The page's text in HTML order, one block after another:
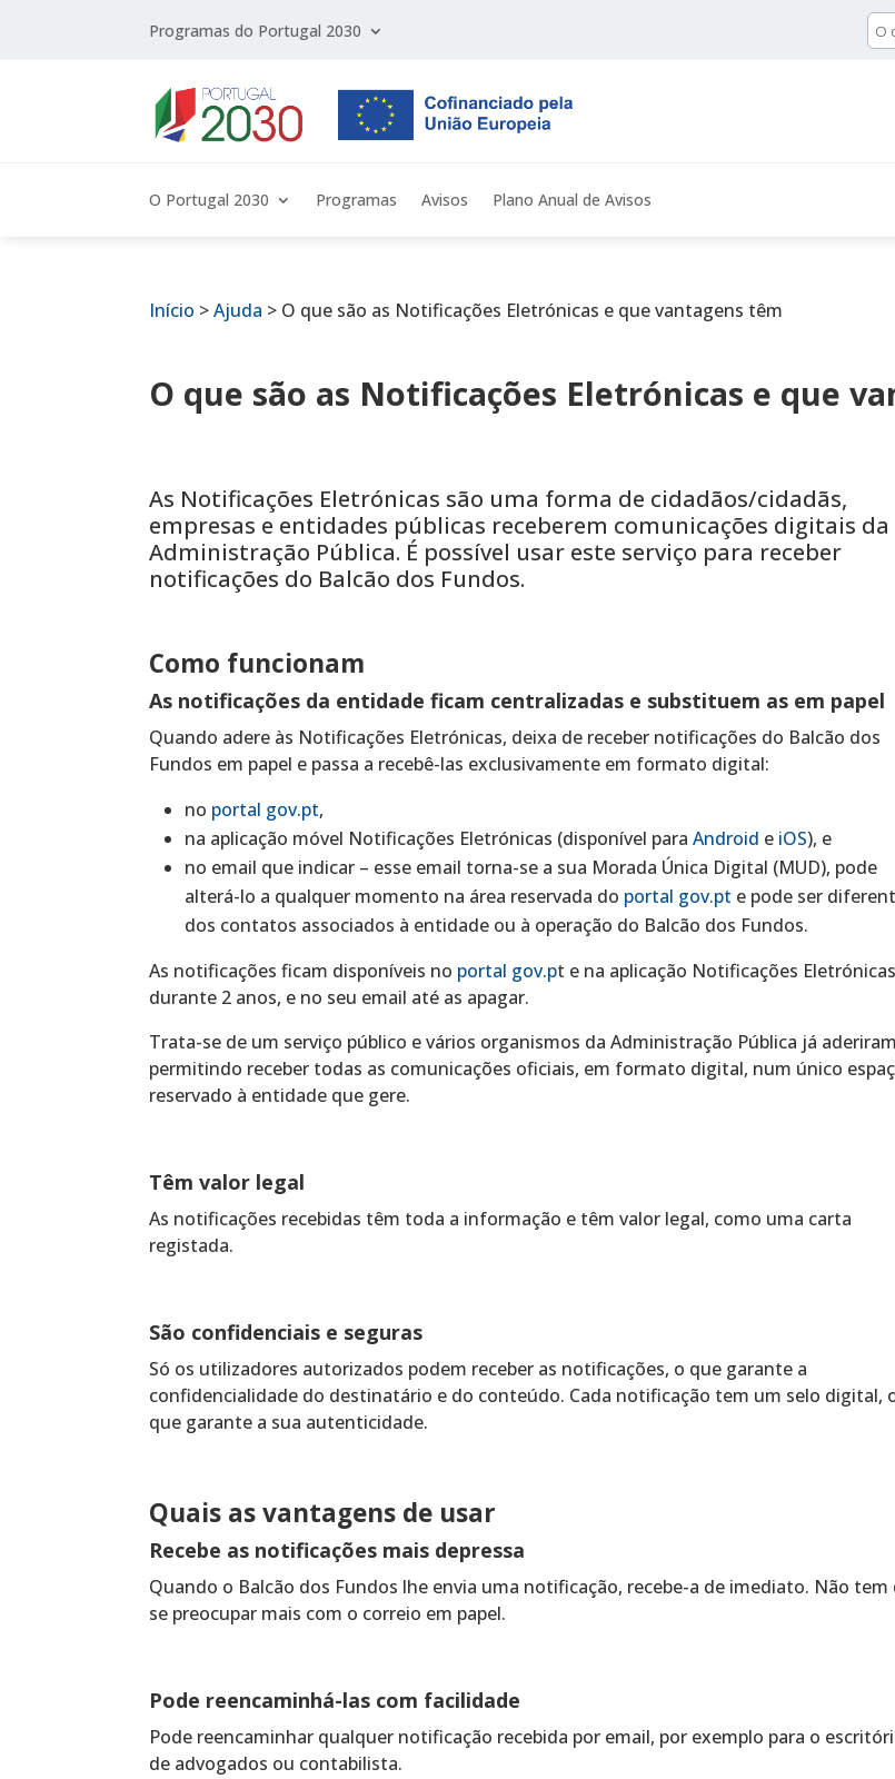
Programas do Portugal 2030
de
O Portugal 2030 Programas Avisos Plano Anual de Avisos
Início >Ajuda > O que são as Notificações Eletrónicas e que vantagens têm
O que são as Notificações Eletrónicas e que
As Notificações Eletrónicas são uma forma de cidadãos/cidadãs,
empresas e entidades públicas receberem comunicações digitais da
Administração Pública. É possível usar este serviço para receber
notificações do Balcão dos Fundos.
Como funcionam
As notificações da entidade ficam centralizadas e substituem as em papel
Quando adere às Notificações Eletrónicas, deixa de receber notificações do Balcão dos
Fundos em papel e passa a recebê-las exclusivamente em formato digital:
no portal gov.pt,
na aplicação móvel Notificações Eletrónicas (disponível paraAndroid e iOS), e
no email que indicar – esse email torna-se a sua Morada Única Digital (MUD), pode
alterá-lo a qualquer momento na área reservada do portal gov.pt e pode ser
dos contatos associados à entidade ou à operação do Balcão dos Fundos.
As notificações ficam disponíveis no portal gov.pt e na aplicação Notificações Eletrónicas
durante 2 anos, e no seu email até as apagar.
Trata-se de um serviço público e vários organismos da Administração Pública já
permitindo receber todas as comunicações oficiais, em formato digital, num único
reservado à entidade que gere.
Têm valor legal
As notificações recebidas têm toda a informação e têm valor legal, como uma carta
registada.
São confidenciais e seguras
Só os utilizadores autorizados podem receber as notificações, o que garante a
confidencialidade do destinatário e do conteúdo. Cada notificação tem um selo digital,
que garante a sua autenticidade.
Quais as vantagens de usar
Recebe as notificações mais depressa
Quando o Balcão dos Fundos lhe envia uma notificação, recebe-a de imediato. Não tem
se preocupar mais com o correio em papel.
Pode reencaminhá-las com facilidade
Pode reencaminhar qualquer notificação recebida por email, por exemplo para o
de advogados ou contabilista.